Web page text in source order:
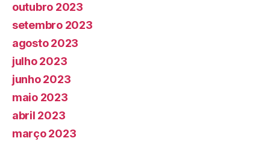
outubro 2023
setembro 2023
agosto 2023
julho 2023
junho 2023
maio 2023
abril 2023
março 2023